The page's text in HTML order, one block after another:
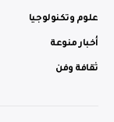
علوم وتكنولوجيا
أخبار منوعة
ثقافة وفن